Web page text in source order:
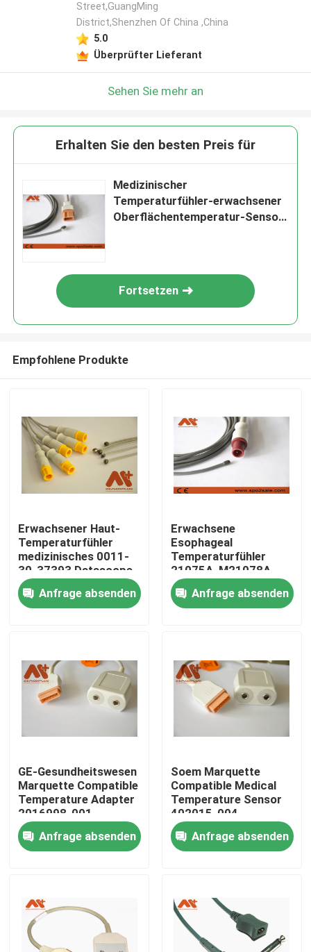
Startseite
Produkte
Fabrik Tour
Kontakt
Nachrichten
Patientenmonitorkabel
wiederverwendbarer spo2-sensor
Street,GuangMing
District,Shenzhen Of China ,China
5.0
Überprüfter Lieferant
Sehen Sie mehr an
Erhalten Sie den besten Preis für
Medizinischer
Temperaturfühler-erwachsener
Oberflächentemperatur-Sensor
Fortsetzen
Empfohlene Produkte
Erwachsener Haut-
Temperaturfühler
medizinisches 0011-
30-37393 Datascope
für Patientenmonitor
Anfrage absenden
Erwachsene
Esophageal
Temperaturfühler
21075A, M21078A,
989803100901,
989803203581 HPs
Anfrage absenden
GE-Gesundheitswesen
Marquette Compatible
Temperature Adapter
2016998-001
Anfrage absenden
Soem Marquette
Compatible Medical
Temperature Sensor
402015-004
Anfrage absenden